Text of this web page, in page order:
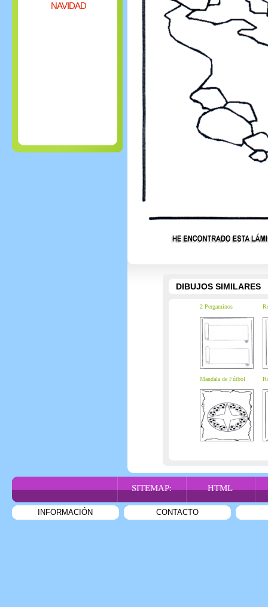
NAVIDAD
DIBUJOS SIMILARES
2 Pergaminos
Mandala de Fútbol
SITEMAP: HTML
INFORMACIÓN CONTACTO